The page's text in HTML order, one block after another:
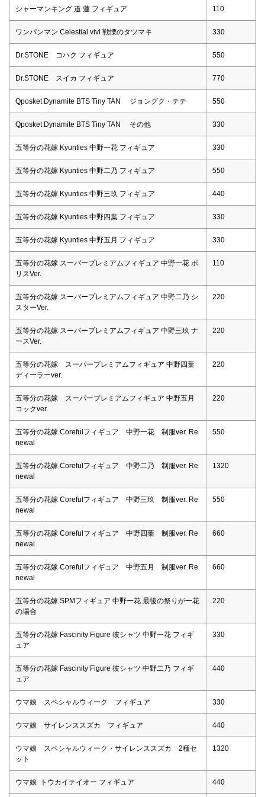
シャーマンキング 道 蓮 フィギュア 110
ワンパンマン Celestial vivi 戦慄のタツマキ 330
Dr.STONE コハク フィギュア 550
Dr.STONE スイカ フィギュア 770
Qposket Dynamite BTS Tiny TAN ジョングク・テテ 550
Qposket Dynamite BTS Tiny TAN その他 330
五等分の花嫁 Kyunties 中野一花 フィギュア 330
五等分の花嫁 Kyunties 中野二乃 フィギュア 550
五等分の花嫁 Kyunties 中野三玖 フィギュア 440
五等分の花嫁 Kyunties 中野四葉 フィギュア 330
五等分の花嫁 Kyunties 中野五月 フィギュア 330
五等分の花嫁 スーパープレミアムフィギュア 中野一花 ポ
リスVer.
110
五等分の花嫁 スーパープレミアムフィギュア 中野二乃 シ
スターVer.
220
五等分の花嫁 スーパープレミアムフィギュア 中野三玖 ナ
ースVer.
220
五等分の花嫁 スーパープレミアムフィギュア 中野四葉
ディーラーver.
220
五等分の花嫁 スーパープレミアムフィギュア 中野五月
コックver.
220
五等分の花嫁 Corefulフィギュア 中野一花 制服ver. Re
newal
550
五等分の花嫁 Corefulフィギュア 中野二乃 制服ver. Re
newal
1320
五等分の花嫁 Corefulフィギュア 中野三玖 制服ver. Re
newal
550
五等分の花嫁 Corefulフィギュア 中野四葉 制服ver. Re
newal
660
五等分の花嫁 Corefulフィギュア 中野五月 制服ver. Re
newal
660
五等分の花嫁 SPMフィギュア 中野一花 最後の祭りが一花
の場合
220
五等分の花嫁 Fascinity Figure 彼シャツ 中野一花 フィギ
ュア
330
五等分の花嫁 Fascinity Figure 彼シャツ 中野二乃 フィギ
ュア
440
ウマ娘 スペシャルウィーク フィギュア 330
ウマ娘 サイレンススズカ フィギュア 440
ウマ娘 スペシャルウィーク・サイレンススズカ 2種セ
ット
1320
ウマ娘 トウカイテイオー フィギュア 440